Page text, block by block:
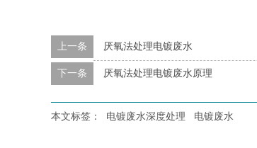
上一条 厌氧法处理电镀废水
下一条 厌氧法处理电镀废水原理
本文标签： 电镀废水深度处理 电镀废水